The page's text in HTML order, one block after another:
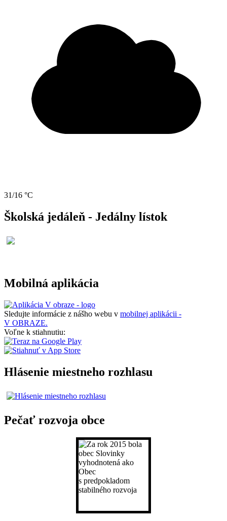
31/16 °C
Školská jedáleň - Jedálny lístok
Mobilná aplikácia
Sledujte informácie z nášho webu v mobilnej aplikácii -
V OBRAZE.
Voľne k stiahnutiu:
Hlásenie miestneho rozhlasu
Pečať rozvoja obce